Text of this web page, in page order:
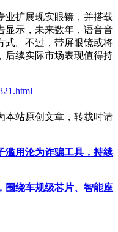
业扩展现实眼镜，并搭载
显示，未来数年，语音音
式。不过，带屏眼镜或将
后续实际市场表现值得持
本站原创文章，转载时请
滥用沦为诈骗工具，持续
围绕车规级芯片、智能座